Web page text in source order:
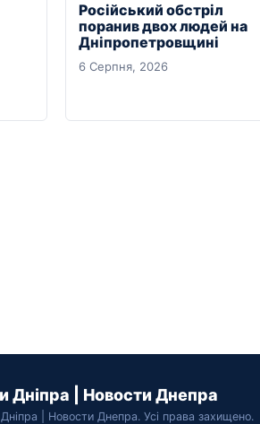
Російський обстріл
поранив двох людей на
Дніпропетровщині
6 Серпня, 2026
Дніпра | Новости Днепра
| Новости Днепра. Усі права захищено.